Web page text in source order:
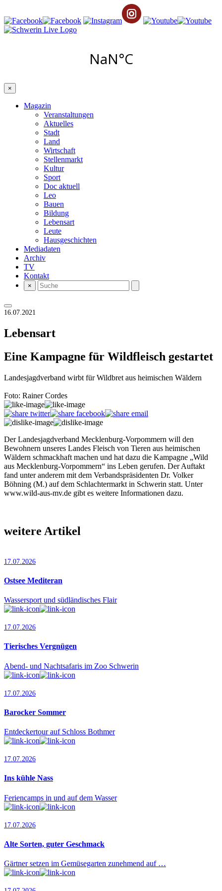
×
Magazin
Veranstaltungen
Aktuelles
Stadt
Land
Wirtschaft
Stellenmarkt
Kultur
Sport
Doc aktuell
Leo
Bauen
Bildung
Lebensart
Leute
Hausgeschichten
Mediadaten
Archiv
TV
Kontakt
×
16.07.2021
Lebensart
Eine Kampagne für Wildfleisch gestartet
Landesjagdverband wirbt für Wildbret aus heimischen Wäldern
Foto: Rainer Cordes
Der Landesjagdverband Mecklenburg-Vor­pommern will den
Bewohnern unseres Lan­des Fleisch von Tieren aus heimischen
Wäldern schmackhaft machen und hat dazu die Kampagne „Wild
aus Mecklenburg-Vorpommern“ ins Leben gerufen. Der Auf­­takt
fand unter anderem mit dem Ver­bandspräsidenten Dr. Volker
Böhning (M.) auf dem Schlachtermarkt in Schwerin statt. Unter
www.wild-aus-mv.de gibt es weitere Informationen dazu.
weitere Artikel
17.07.2026
Ostsee Mediteran
Wassersport und südländisches Flair
17.07.2026
Tierisches Vergnügen
Abend- und Nachtsafaris im Zoo Schwerin
17.07.2026
Barocker Sommer
Entdeckertour auf Schloss Bothmer
17.07.2026
Ins kühle Nass
Feriencamps in und auf dem Wasser
17.07.2026
Alte Sorten, guter Geschmack
Gärtner setzen im Gemüsegarten zunehmend auf …